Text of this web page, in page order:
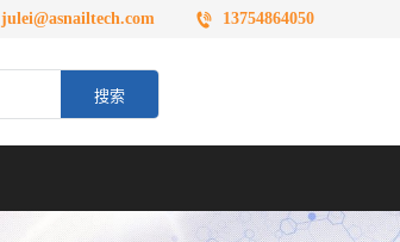
julei@asnailtech.com 13754864050